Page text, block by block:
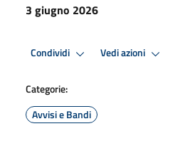
3 giugno 2026
Condividi Vedi azioni
Categorie:
Avvisi e Bandi